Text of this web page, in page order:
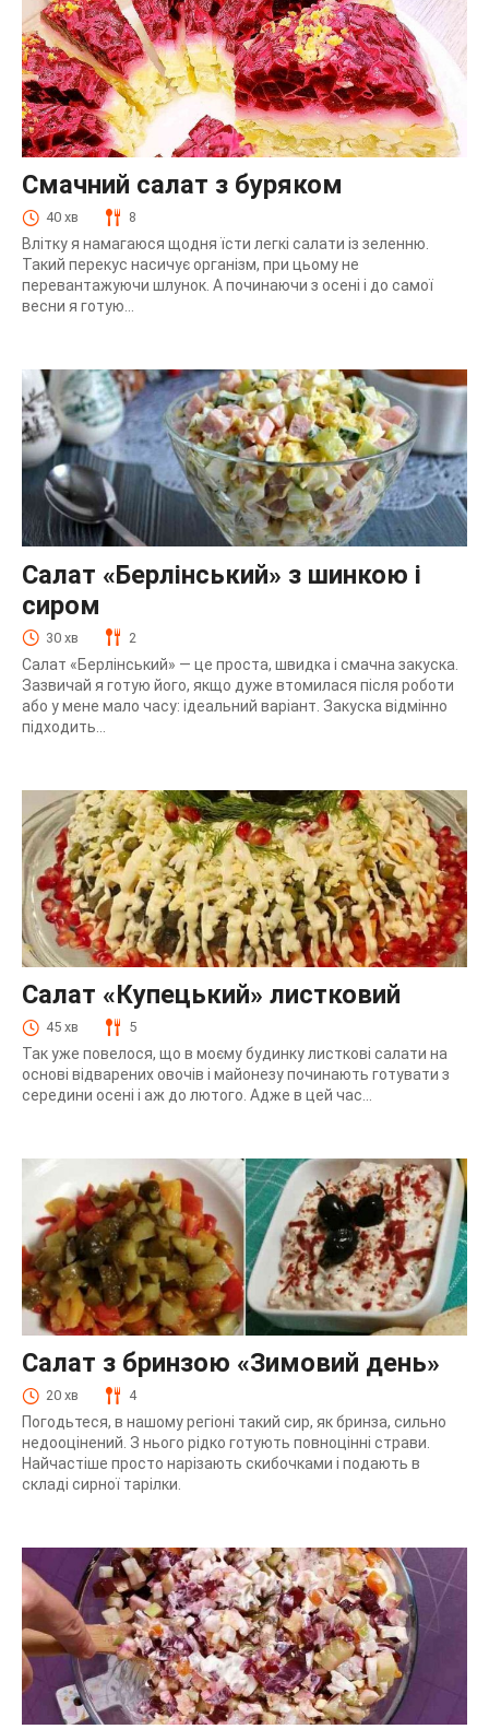
Смачний салат з буряком
40 хв 8
Влітку я намагаюся щодня їсти легкі салати із зеленню.
Такий перекус насичує організм, при цьому не
перевантажуючи шлунок. А починаючи з осені і до самої
весни я готую...
Салат «Берлінський» з шинкою і
сиром
30 хв 2
Салат «Берлінський» — це проста, швидка і смачна закуска.
Зазвичай я готую його, якщо дуже втомилася після роботи
або у мене мало часу: ідеальний варіант. Закуска відмінно
підходить...
Салат «‎Купецький» листковий
45 хв 5
Так уже повелося, що в моєму будинку листкові салати на
основі відварених овочів і майонезу починають готувати з
середини осені і аж до лютого. Адже в цей час...
Салат з бринзою «Зимовий день»
20 хв 4
Погодьтеся, в нашому регіоні такий сир, як бринза, сильно
недооцінений. З нього рідко готують повноцінні страви.
Найчастіше просто нарізають скибочками і подають в
складі сирної тарілки.